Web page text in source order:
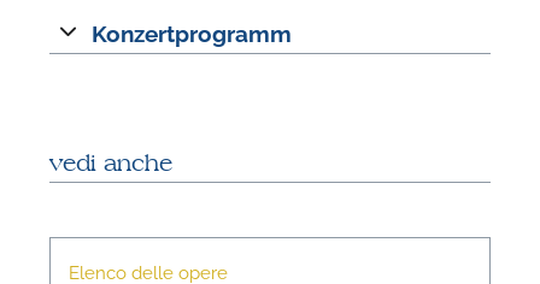
Konzertprogramm
vedi anche
Elenco delle opere